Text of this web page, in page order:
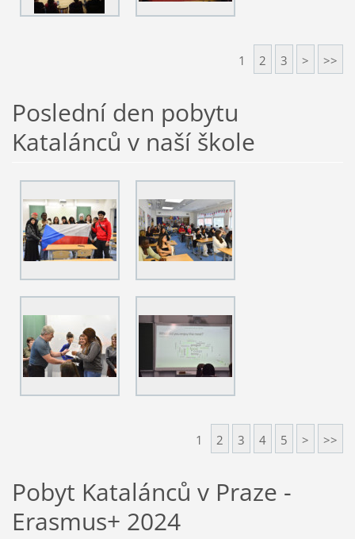
1 2 3 > >>
Poslední den pobytu
Katalánců v naší škole
1 2 3 4 5 > >>
Pobyt Katalánců v Praze -
Erasmus+ 2024